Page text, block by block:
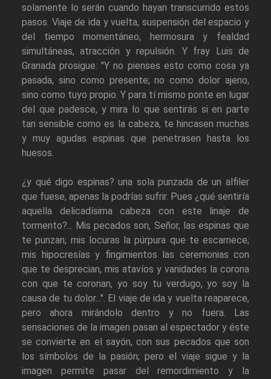
solamente lo serán cuando hayan transcurrido estos
pasos. Viaje de ida y vuelta, suspensión del espacio y
del tiempo momentáneo, hermosura y fealdad
simultáneas, atracción y repulsión. Y fray Luis de
Granada prosigue: "Y no pienses esto como cosa ya
pasada, sino como presente; no como dolor ajeno,
sino como tuyo propio. Y para tí mismo ponte en lugar
del que padesce, y mira lo que sentirás si en parte
tan sensible como es la cabeza, te hincasen muchas
y muy agudas espinas que penetrasen hasta los
huesos.
¿y qué digo espinas? una sola punzada de un alfiler
que fuese, apenas la podrías sufrir. Pues ¿qué sentiría
aquella delicadísima cabeza con este linaje de
tormento?... Mis pecados son, Señor, las espinas que
te punzan; mis locuras la púrpura que te escarnece;
mis hipocresías y fingimientos las ceremonias con
que te desprecian, mis atavíos y vanidades la corona
con que te coronan, yo soy tu verdugo, yo soy la
causa de tu dolor...". El viaje de ida y vuelta reaparece,
pero ahora mirándolo dentro y no fuera. Las
sensaciones de la imagen pasan al espectador y éste
se convierte en el sayón, con sus pecados que son
los símbolos de la pasión; pero el viaje sigue y la
imagen permite pasar del remordimiento y la